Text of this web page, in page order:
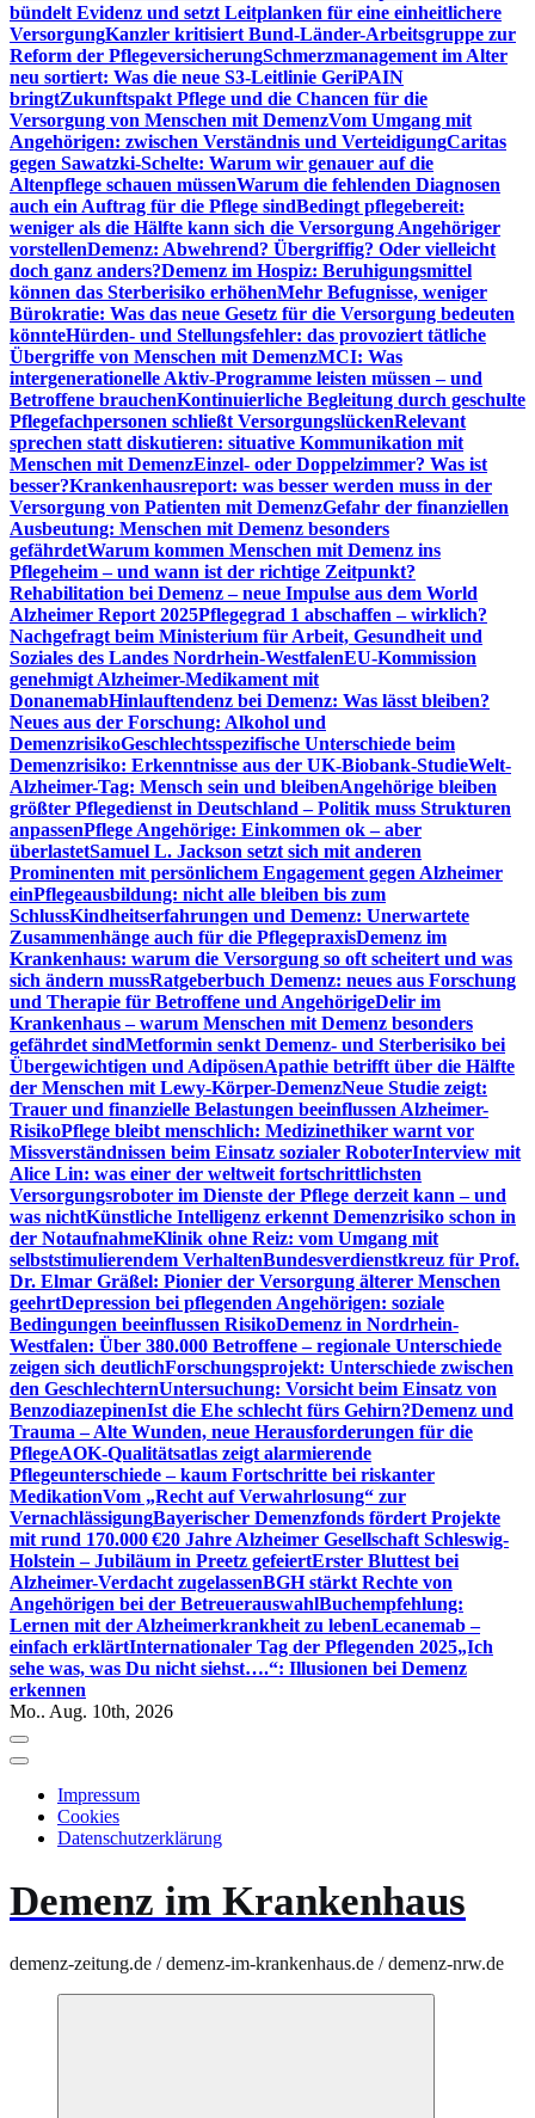
bündelt Evidenz und setzt Leitplanken für eine einheitlichere
VersorgungKanzler kritisiert Bund-Länder-Arbeitsgruppe zur
Reform der PflegeversicherungSchmerzmanagement im Alter
neu sortiert: Was die neue S3-Leitlinie GeriPAIN
bringtZukunftspakt Pflege und die Chancen für die
Versorgung von Menschen mit DemenzVom Umgang mit
Angehörigen: zwischen Verständnis und VerteidigungCaritas
gegen Sawatzki-Schelte: Warum wir genauer auf die
Altenpflege schauen müssenWarum die fehlenden Diagnosen
auch ein Auftrag für die Pflege sindBedingt pflegebereit:
weniger als die Hälfte kann sich die Versorgung Angehöriger
vorstellenDemenz: Abwehrend? Übergriffig? Oder vielleicht
doch ganz anders?Demenz im Hospiz: Beruhigungsmittel
können das Sterberisiko erhöhenMehr Befugnisse, weniger
Bürokratie: Was das neue Gesetz für die Versorgung bedeuten
könnteHürden- und Stellungsfehler: das provoziert tätliche
Übergriffe von Menschen mit DemenzMCI: Was
intergenerationelle Aktiv-Programme leisten müssen – und
Betroffene brauchenKontinuierliche Begleitung durch geschulte
Pflegefachpersonen schließt VersorgungslückenRelevant
sprechen statt diskutieren: situative Kommunikation mit
Menschen mit DemenzEinzel- oder Doppelzimmer? Was ist
besser?Krankenhausreport: was besser werden muss in der
Versorgung von Patienten mit DemenzGefahr der finanziellen
Ausbeutung: Menschen mit Demenz besonders
gefährdetWarum kommen Menschen mit Demenz ins
Pflegeheim – und wann ist der richtige Zeitpunkt?
Rehabilitation bei Demenz – neue Impulse aus dem World
Alzheimer Report 2025Pflegegrad 1 abschaffen – wirklich?
Nachgefragt beim Ministerium für Arbeit, Gesundheit und
Soziales des Landes Nordrhein-WestfalenEU-Kommission
genehmigt Alzheimer-Medikament mit
DonanemabHinlauftendenz bei Demenz: Was lässt bleiben?
Neues aus der Forschung: Alkohol und
DemenzrisikoGeschlechtsspezifische Unterschiede beim
Demenzrisiko: Erkenntnisse aus der UK-Biobank-StudieWelt-
Alzheimer-Tag: Mensch sein und bleibenAngehörige bleiben
größter Pflegedienst in Deutschland – Politik muss Strukturen
anpassenPflege Angehörige: Einkommen ok – aber
überlastetSamuel L. Jackson setzt sich mit anderen
Prominenten mit persönlichem Engagement gegen Alzheimer
einPflegeausbildung: nicht alle bleiben bis zum
SchlussKindheitserfahrungen und Demenz: Unerwartete
Zusammenhänge auch für die PflegepraxisDemenz im
Krankenhaus: warum die Versorgung so oft scheitert und was
sich ändern mussRatgeberbuch Demenz: neues aus Forschung
und Therapie für Betroffene und AngehörigeDelir im
Krankenhaus – warum Menschen mit Demenz besonders
gefährdet sindMetformin senkt Demenz- und Sterberisiko bei
Übergewichtigen und AdipösenApathie betrifft über die Hälfte
der Menschen mit Lewy-Körper-DemenzNeue Studie zeigt:
Trauer und finanzielle Belastungen beeinflussen Alzheimer-
RisikoPflege bleibt menschlich: Medizinethiker warnt vor
Missverständnissen beim Einsatz sozialer RoboterInterview mit
Alice Lin: was einer der weltweit fortschrittlichsten
Versorgungsroboter im Dienste der Pflege derzeit kann – und
was nichtKünstliche Intelligenz erkennt Demenzrisiko schon in
der NotaufnahmeKlinik ohne Reiz: vom Umgang mit
selbststimulierendem VerhaltenBundesverdienstkreuz für Prof.
Dr. Elmar Gräßel: Pionier der Versorgung älterer Menschen
geehrtDepression bei pflegenden Angehörigen: soziale
Bedingungen beeinflussen RisikoDemenz in Nordrhein-
Westfalen: Über 380.000 Betroffene – regionale Unterschiede
zeigen sich deutlichForschungsprojekt: Unterschiede zwischen
den GeschlechternUntersuchung: Vorsicht beim Einsatz von
BenzodiazepinenIst die Ehe schlecht fürs Gehirn?Demenz und
Trauma – Alte Wunden, neue Herausforderungen für die
PflegeAOK-Qualitätsatlas zeigt alarmierende
Pflegeunterschiede – kaum Fortschritte bei riskanter
MedikationVom „Recht auf Verwahrlosung“ zur
VernachlässigungBayerischer Demenzfonds fördert Projekte
mit rund 170.000 €20 Jahre Alzheimer Gesellschaft Schleswig-
Holstein – Jubiläum in Preetz gefeiertErster Bluttest bei
Alzheimer-Verdacht zugelassenBGH stärkt Rechte von
Angehörigen bei der BetreuerauswahlBuchempfehlung:
Lernen mit der Alzheimerkrankheit zu lebenLecanemab –
einfach erklärtInternationaler Tag der Pflegenden 2025„Ich
sehe was, was Du nicht siehst….“: Illusionen bei Demenz
erkennen
Mo.. Aug. 10th, 2026
Impressum
Cookies
Datenschutzerklärung
Demenz im Krankenhaus
demenz-zeitung.de / demenz-im-krankenhaus.de / demenz-nrw.de